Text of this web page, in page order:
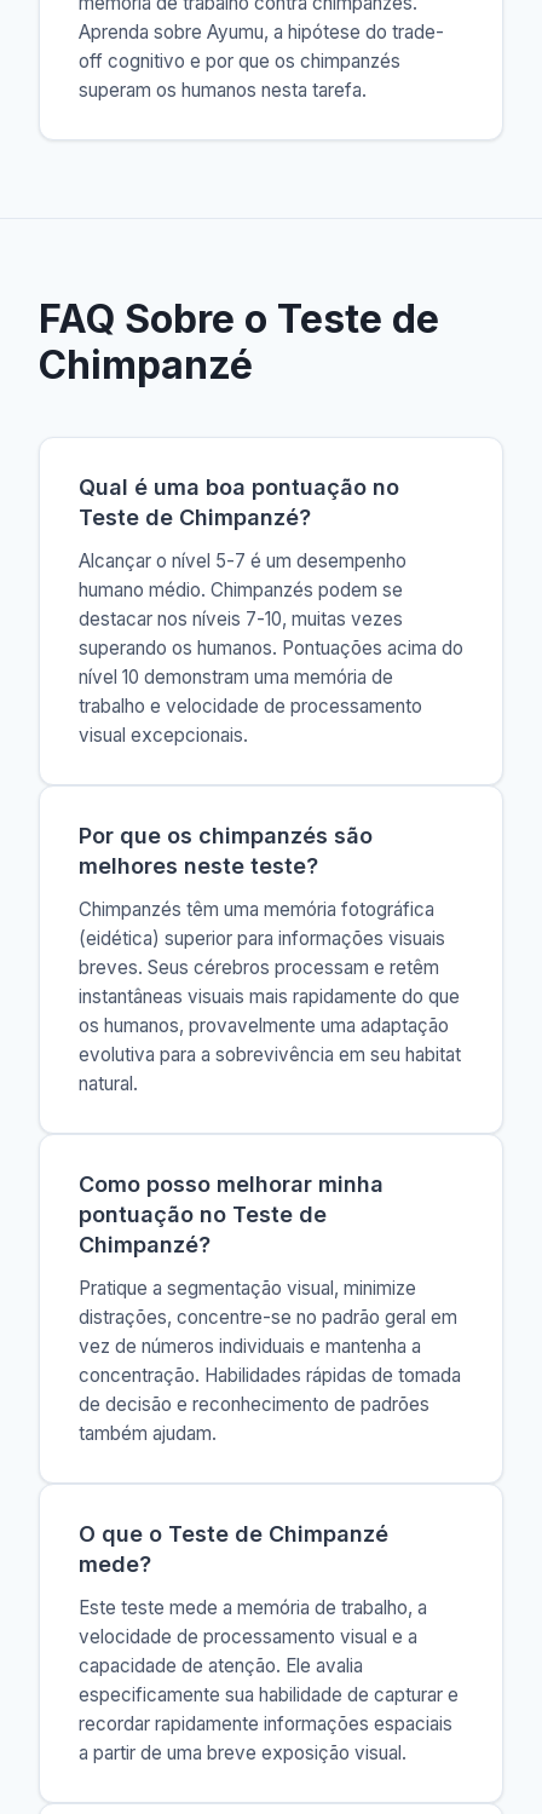
Aprenda sobre Ayumu, a hipótese do trade-
off cognitivo e por que os chimpanzés
superam os humanos nesta tarefa.
FAQ Sobre o Teste de
Chimpanzé
Qual é uma boa pontuação no
Teste de Chimpanzé?
Alcançar o nível 5-7 é um desempenho
humano médio. Chimpanzés podem se
destacar nos níveis 7-10, muitas vezes
superando os humanos. Pontuações acima do
nível 10 demonstram uma memória de
trabalho e velocidade de processamento
visual excepcionais.
Por que os chimpanzés são
melhores neste teste?
Chimpanzés têm uma memória fotográfica
(eidética) superior para informações visuais
breves. Seus cérebros processam e retêm
instantâneas visuais mais rapidamente do que
os humanos, provavelmente uma adaptação
evolutiva para a sobrevivência em seu habitat
natural.
Como posso melhorar minha
pontuação no Teste de
Chimpanzé?
Pratique a segmentação visual, minimize
distrações, concentre-se no padrão geral em
vez de números individuais e mantenha a
concentração. Habilidades rápidas de tomada
de decisão e reconhecimento de padrões
também ajudam.
O que o Teste de Chimpanzé
mede?
Este teste mede a memória de trabalho, a
velocidade de processamento visual e a
capacidade de atenção. Ele avalia
especificamente sua habilidade de capturar e
recordar rapidamente informações espaciais
a partir de uma breve exposição visual.